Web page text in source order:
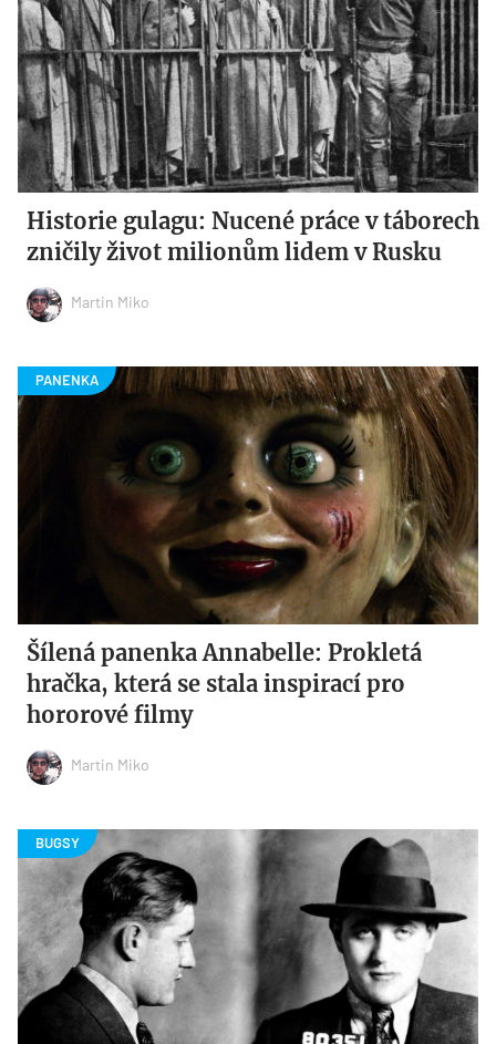
Historie gulagu: Nucené práce v táborech
zničily život milionům lidem v Rusku
Martin Miko
Šílená panenka Annabelle: Prokletá
hračka, která se stala inspirací pro
hororové filmy
Martin Miko